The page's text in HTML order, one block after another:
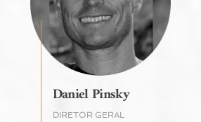
Daniel Pinsky
DIRETOR GERAL